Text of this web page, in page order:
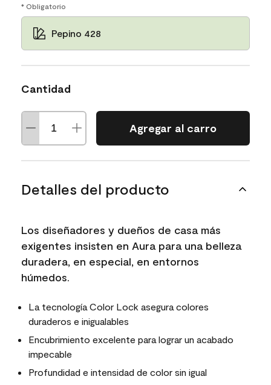
* Obligatorio
Pepino 428
Cantidad
Agregar al carro
Detalles del producto
Los diseñadores y dueños de casa más
exigentes insisten en Aura para una belleza
duradera, en especial, en entornos
húmedos.
La tecnología Color Lock asegura colores
duraderos e inigualables
Encubrimiento excelente para lograr un acabado
impecable
Profundidad e intensidad de color sin igual